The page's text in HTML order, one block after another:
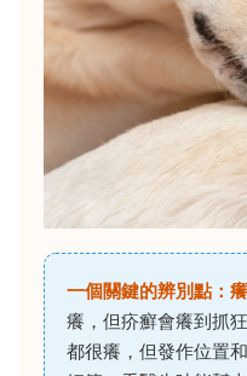
一個關鍵的辨別點：
癢，但疥癬會癢到抓
都很癢，但發作位置